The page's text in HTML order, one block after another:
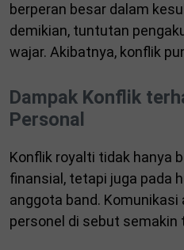
berperan besar dalam
demikian, tuntutan
wajar. Akibatnya, konflik
Dampak Konflik
Personal
Konflik royalti tidak hanya
finansial, tetapi juga pada
anggota band.
personel di sebut semakin